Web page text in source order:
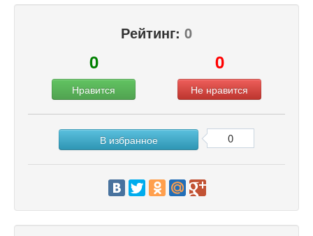
Рейтинг: 0
0
Нравится
0
Не нравится
В избранное 0